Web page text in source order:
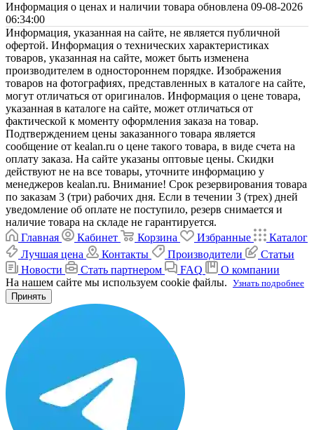
Информация о ценах и наличии товара обновлена 09-08-2026
06:34:00
Информация, указанная на сайте, не является публичной
офертой. Информация о технических характеристиках
товаров, указанная на сайте, может быть изменена
производителем в одностороннем порядке. Изображения
товаров на фотографиях, представленных в каталоге на сайте,
могут отличаться от оригиналов. Информация о цене товара,
указанная в каталоге на сайте, может отличаться от
фактической к моменту оформления заказа на товар.
Подтверждением цены заказанного товара является
сообщение от kealan.ru о цене такого товара, в виде счета на
оплату заказа. На сайте указаны оптовые цены. Скидки
действуют не на все товары, уточните информацию у
менеджеров kealan.ru. Внимание! Срок резервирования товара
по заказам 3 (три) рабочих дня. Если в течении 3 (трех) дней
уведомление об оплате не поступило, резерв снимается и
наличие товара на складе не гарантируется.
Главная
Кабинет Корзина Избранные
Каталог
Лучшая цена
Контакты Производители
Статьи
Новости
Стать партнером FAQ
О компании
На нашем сайте мы используем cookie файлы. Узнать подробнее
Принять